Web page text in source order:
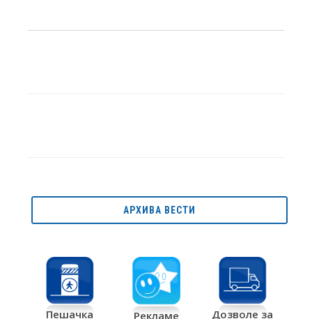
АРХИВА ВЕСТИ
Пешачка
Рекламе
Дозволе за